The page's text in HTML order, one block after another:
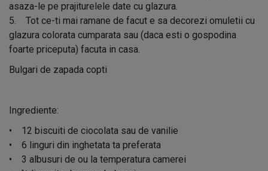
asaza-le pe prajiturelele date cu glazura.
5. Tot ce-ti mai ramane de facut e sa decorezi omuletii cu
glazura colorata cumparata sau (daca esti o gospodina
foarte priceputa) facuta in casa.
Bulgari de zapada copti
Ingrediente:
• 12 biscuiti de ciocolata sau de vanilie
• 6 linguri din inghetata ta preferata
• 3 albusuri de ou la temperatura camerei